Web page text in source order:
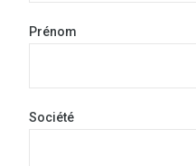
Prénom
Société